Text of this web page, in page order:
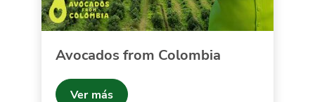
Avocados from Colombia
Ver más